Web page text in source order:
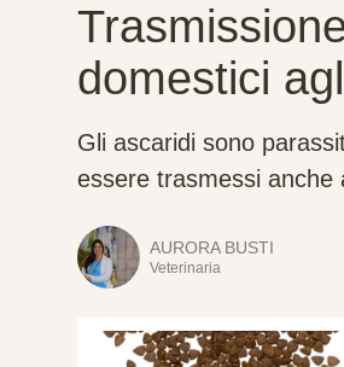
domestici
Gli ascaridi sono
essere trasmessi anche
AURORA BUSTI
Veterinaria